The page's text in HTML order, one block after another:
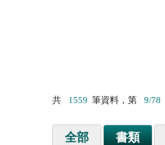
共 1559 筆資料，第 9/78
全部 書類